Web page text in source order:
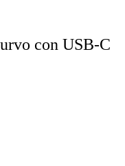
con USB-C